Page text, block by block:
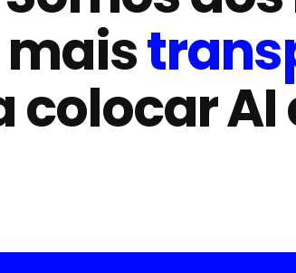
colocar AI